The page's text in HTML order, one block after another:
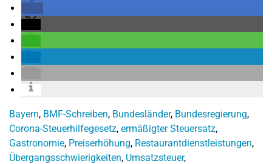
Bayern, BMF-Schreiben, Bundesländer, Bundesregierung,
Corona-Steuerhilfegesetz, ermäßigter Steuersatz,
Gastronomie, Preiserhöhung, Restaurantdienstleistungen,
Übergangsschwierigkeiten, Umsatzsteuer,